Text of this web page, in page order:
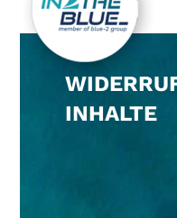
INHALTE